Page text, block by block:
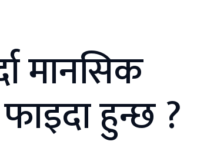
मानसिक
हुन्छ ?